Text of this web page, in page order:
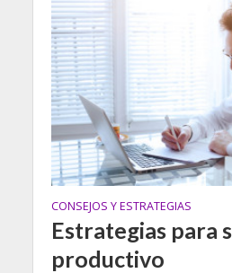
CONSEJOS Y ESTRATEGIAS
Estrategias para
productivo